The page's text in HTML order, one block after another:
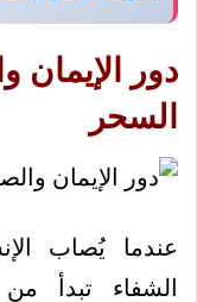
دور الإيمان
السحر
عندما يُصاب
الشفاء تبدأ